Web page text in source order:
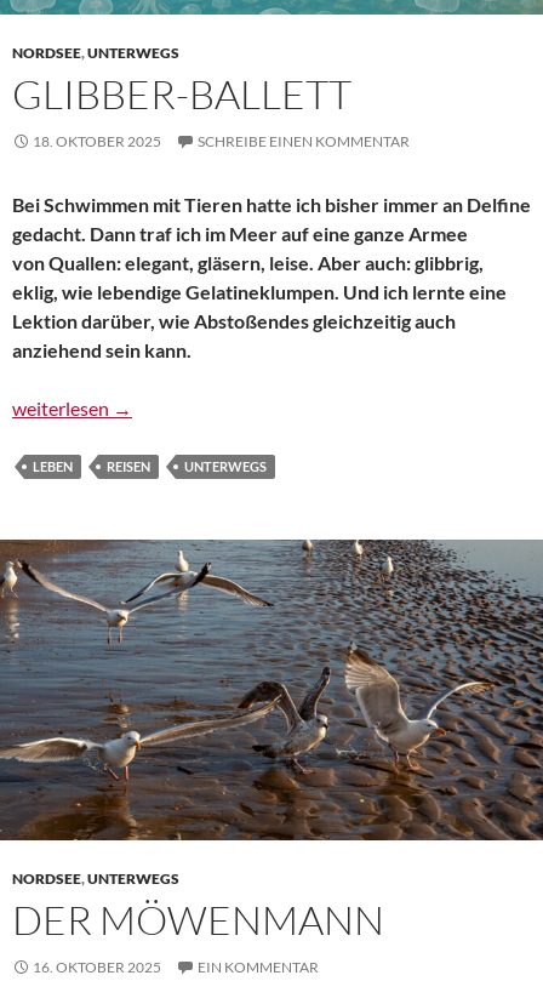
NORDSEE,UNTERWEGS
GLIBBER-BALLETT
18. OKTOBER 2025 SCHREIBE EINEN KOMMENTAR
Bei Schwimmen mit Tieren hatte ich bisher immer an Delfine
gedacht. Dann traf ich im Meer auf eine ganze Armee
von Quallen: elegant, gläsern, leise. Aber auch: glibbrig,
eklig, wie lebendige Gelatineklumpen. Und ich lernte eine
Lektion darüber, wie Abstoßendes gleichzeitig auch
anziehend sein kann.
Glibber-Ballett
weiterlesen →
LEBEN REISEN UNTERWEGS
NORDSEE,UNTERWEGS
DER MÖWENMANN
16. OKTOBER 2025 EIN KOMMENTAR